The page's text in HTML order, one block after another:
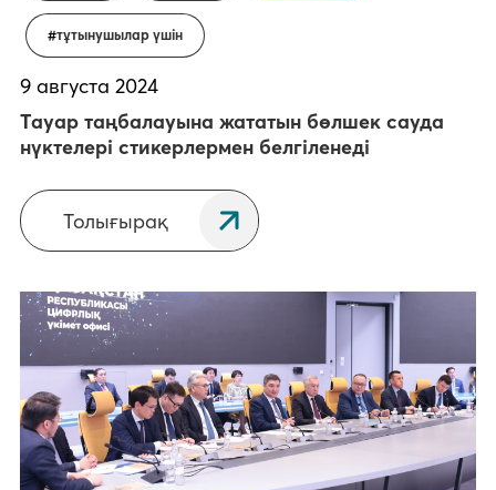
тұтынушылар үшін
9 августа 2024
Тауар таңбалауына жататын бөлшек сауда
нүктелері стикерлермен белгіленеді
Толығырақ